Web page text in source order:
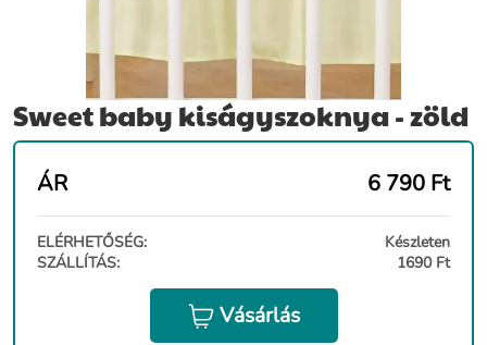
Sweet baby kiságyszoknya - zöld
ÁR 6 790 Ft
ELÉRHETŐSÉG:
Készleten
SZÁLLÍTÁS:
1690 Ft
Vásárlás